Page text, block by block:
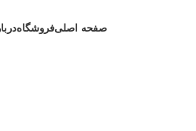
صفحه اصلیفروشگاه